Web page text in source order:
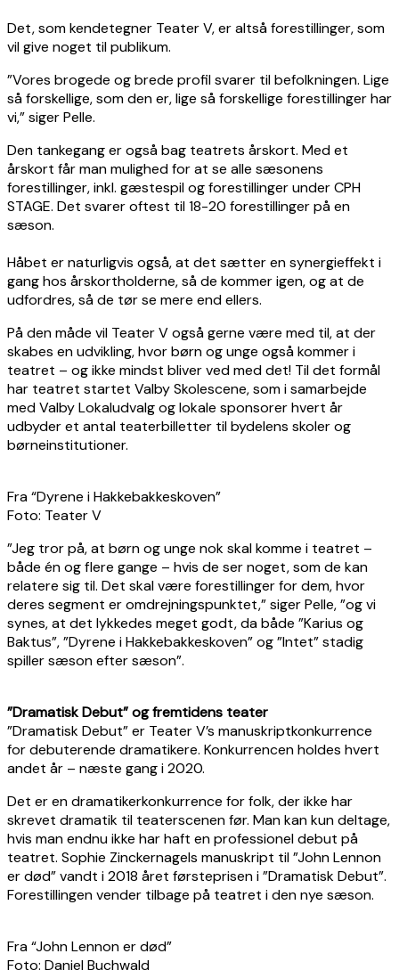
Det, som kendetegner Teater V, er altså forestillinger, som
vil give noget til publikum.
”Vores brogede og brede profil svarer til befolkningen. Lige
så forskellige, som den er, lige så forskellige forestillinger har
vi,” siger Pelle.
Den tankegang er også bag teatrets årskort. Med et
årskort får man mulighed for at se alle sæsonens
forestillinger, inkl. gæstespil og forestillinger under CPH
STAGE. Det svarer oftest til 18-20 forestillinger på en
sæson.
Håbet er naturligvis også, at det sætter en synergieffekt i
gang hos årskortholderne, så de kommer igen, og at de
udfordres, så de tør se mere end ellers.
På den måde vil Teater V også gerne være med til, at der
skabes en udvikling, hvor børn og unge også kommer i
teatret – og ikke mindst bliver ved med det! Til det formål
har teatret startet Valby Skolescene, som i samarbejde
med Valby Lokaludvalg og lokale sponsorer hvert år
udbyder et antal teaterbilletter til bydelens skoler og
børneinstitutioner.
Fra “Dyrene i Hakkebakkeskoven”
Foto: Teater V
”Jeg tror på, at børn og unge nok skal komme i teatret –
både én og flere gange – hvis de ser noget, som de kan
relatere sig til. Det skal være forestillinger for dem, hvor
deres segment er omdrejningspunktet,” siger Pelle, ”og vi
synes, at det lykkedes meget godt, da både ”Karius og
Baktus”, ”Dyrene i Hakkebakkeskoven” og ”Intet” stadig
spiller sæson efter sæson”.
”Dramatisk Debut” og fremtidens teater
”Dramatisk Debut” er Teater V’s manuskriptkonkurrence
for debuterende dramatikere. Konkurrencen holdes hvert
andet år – næste gang i 2020.
Det er en dramatikerkonkurrence for folk, der ikke har
skrevet dramatik til teaterscenen før. Man kan kun deltage,
hvis man endnu ikke har haft en professionel debut på
teatret. Sophie Zinckernagels manuskript til ”John Lennon
er død” vandt i 2018 året førsteprisen i ”Dramatisk Debut”.
Forestillingen vender tilbage på teatret i den nye sæson.
Fra “John Lennon er død”
Foto: Daniel Buchwald